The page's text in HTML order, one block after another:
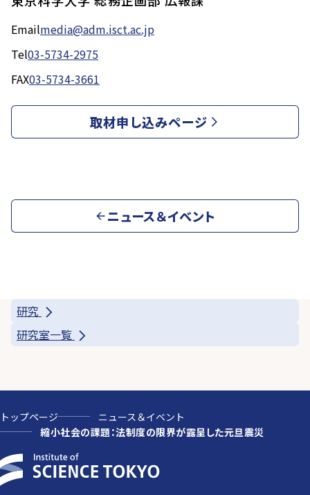
Emailmedia@adm.isct.ac.jp
Tel03-5734-2975
FAX03-5734-3661
取材申し込みページ
ニュース＆イベント
研究
研究室一覧
トップページ
ニュース＆イベント
縮小社会の課題：法制度の限界が露呈した元旦震災